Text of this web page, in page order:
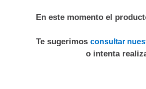
En este momento el
Te sugerimos consultar
o intenta